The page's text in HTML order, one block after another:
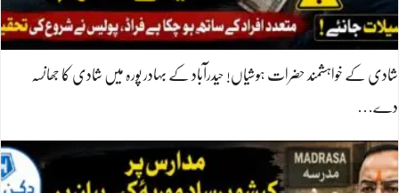
شادی کے خواہشمند حضرات ہوشیاں! حیدرآباد کے بہادر پورہ میں شادی کا جھانسہ
دے…